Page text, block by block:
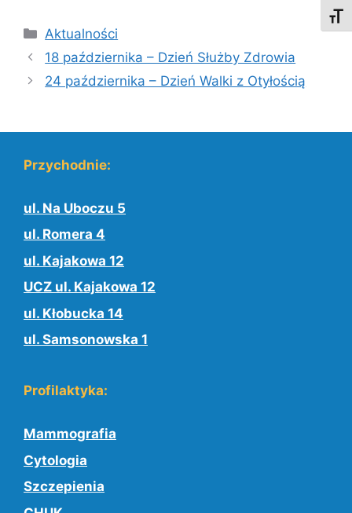
Kategorie
Aktualności
18 października – Dzień Służby Zdrowia
24 października – Dzień Walki z Otyłością
Przychodnie:
ul. Na Uboczu 5
ul. Romera 4
ul. Kajakowa 12
UCZ ul. Kajakowa 12
ul. Kłobucka 14
ul. Samsonowska 1
Profilaktyka:
Mammografia
Cytologia
Szczepienia